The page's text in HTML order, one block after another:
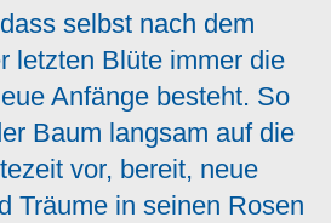
selbst nach dem
letzten Blüte immer die
Anfänge besteht. So
Baum langsam auf die
vor, bereit, neue
Träume in seinen Rosen